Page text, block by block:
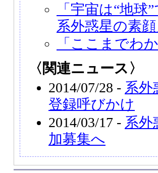
「宇宙は“地
系外惑星の素顔
「ここまでわ
〈関連ニュース〉
2014/07/28 - 系
登録呼びかけ
2014/03/17 - 系外
加募集へ